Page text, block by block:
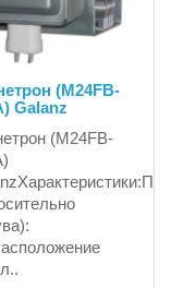
(M24FB-
Galanz
(M24FB-